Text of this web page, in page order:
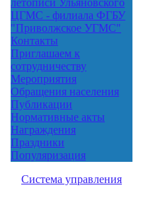
летописи Ульяновского
ЦГМС - филиала ФГБУ
"Приволжское УГМС"
Контакты
Приглашаем к
сотрудничеству
Мероприятия
Обращения населения
Публикации
Нормативные акты
Награждения
Праздники
Популяризация
Система управления